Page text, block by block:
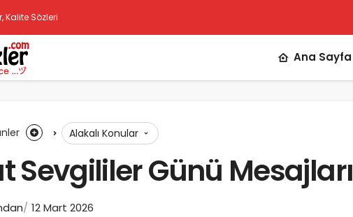
Ana Sayfa
Alakalı Konular
Sevgililer Günü Mesajları
12 Mart 2026